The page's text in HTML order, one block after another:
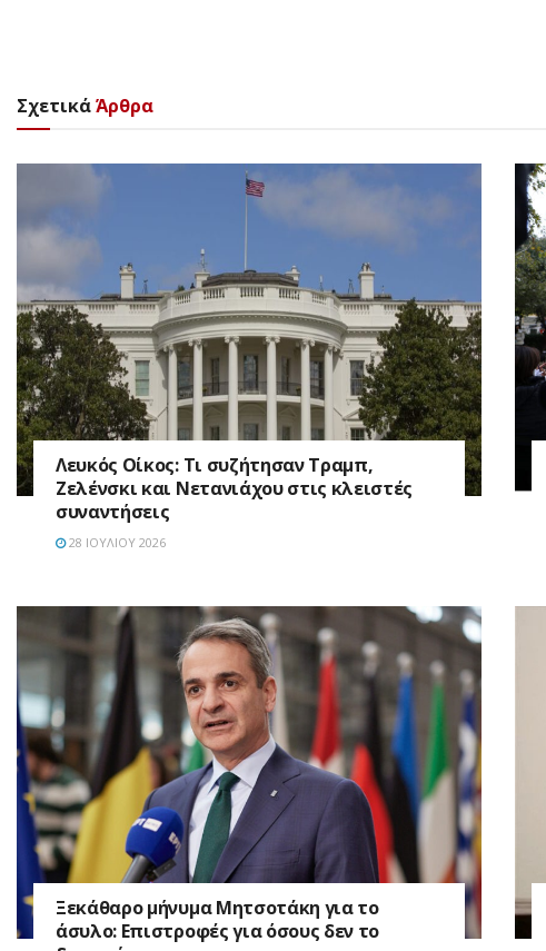
ΣχετικάΆρθρα
Λευκός Οίκος: Τι συζήτησαν Τραμπ,
Ζελένσκι και Νετανιάχου στις κλειστές
συναντήσεις
28 ΙΟΥΛΊΟΥ 2026
Ξεκάθαρο μήνυμα Μητσοτάκη για το
άσυλο: Επιστροφές για όσους δεν το